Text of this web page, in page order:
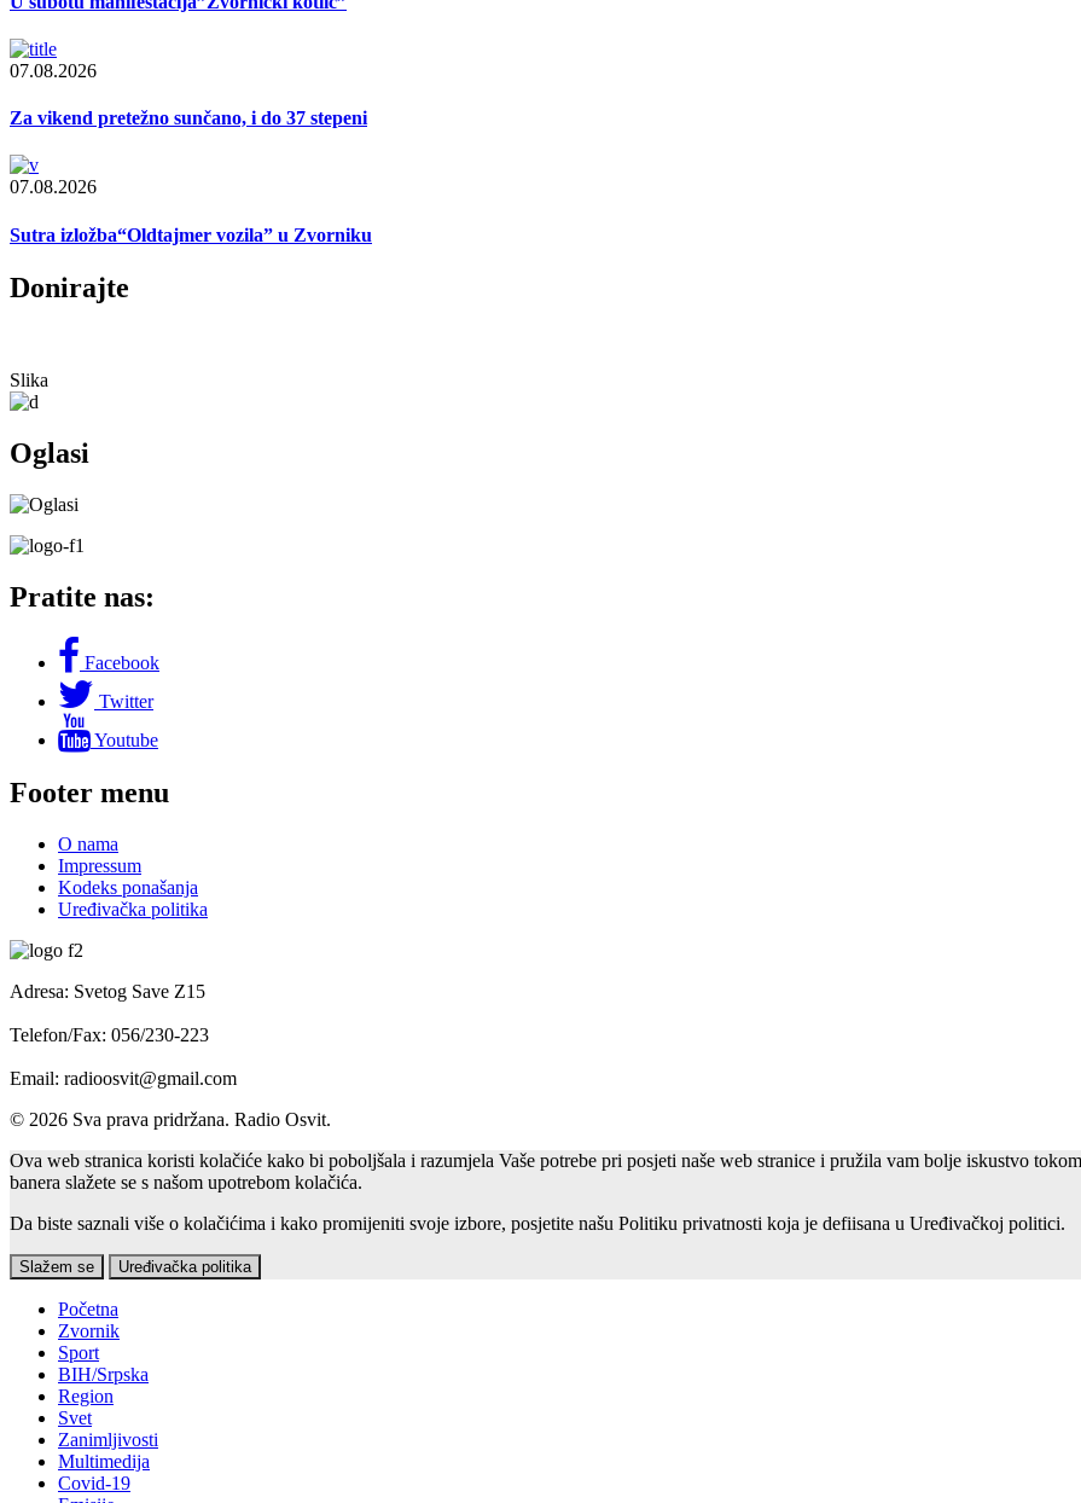
07.08.2026
Za vikend pretežno sunčano, i do 37 stepeni
07.08.2026
Sutra izložba“Oldtajmer vozila” u Zvorniku
Donirajte
Slika
Oglasi
Pratite nas:
Facebook
Twitter
Youtube
Footer menu
O nama
Impressum
Kodeks ponašanja
Uređivačka politika
Adresa: Svetog Save Z15
Telefon/Fax: 056/230-223
Email: radioosvit@gmail.com
© 2026 Sva prava pridržana. Radio Osvit.
Ova web stranica koristi kolačiće kako bi poboljšala i razumjela Vaše potrebe pri posjeti naše web stranice i pružila vam bolje iskustvo
banera slažete se s našom upotrebom kolačića.
Da biste saznali više o kolačićima i kako promijeniti svoje izbore, posjetite našu Politiku privatnosti koja je defiisana u Uređivačkoj politici.
Slažem se Uređivačka politika
Početna
Zvornik
Sport
BIH/Srpska
Region
Svet
Zanimljivosti
Multimedija
Covid-19